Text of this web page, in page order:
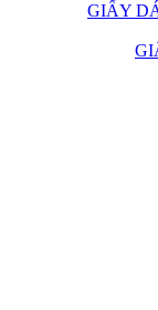
GIẤY